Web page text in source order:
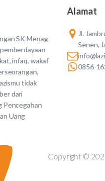
SK Menag
infaq, wakaf
tidak
dari
Pencegahan
Uang
Alamat
Jl.
Senen,
0856-
Copyright ©